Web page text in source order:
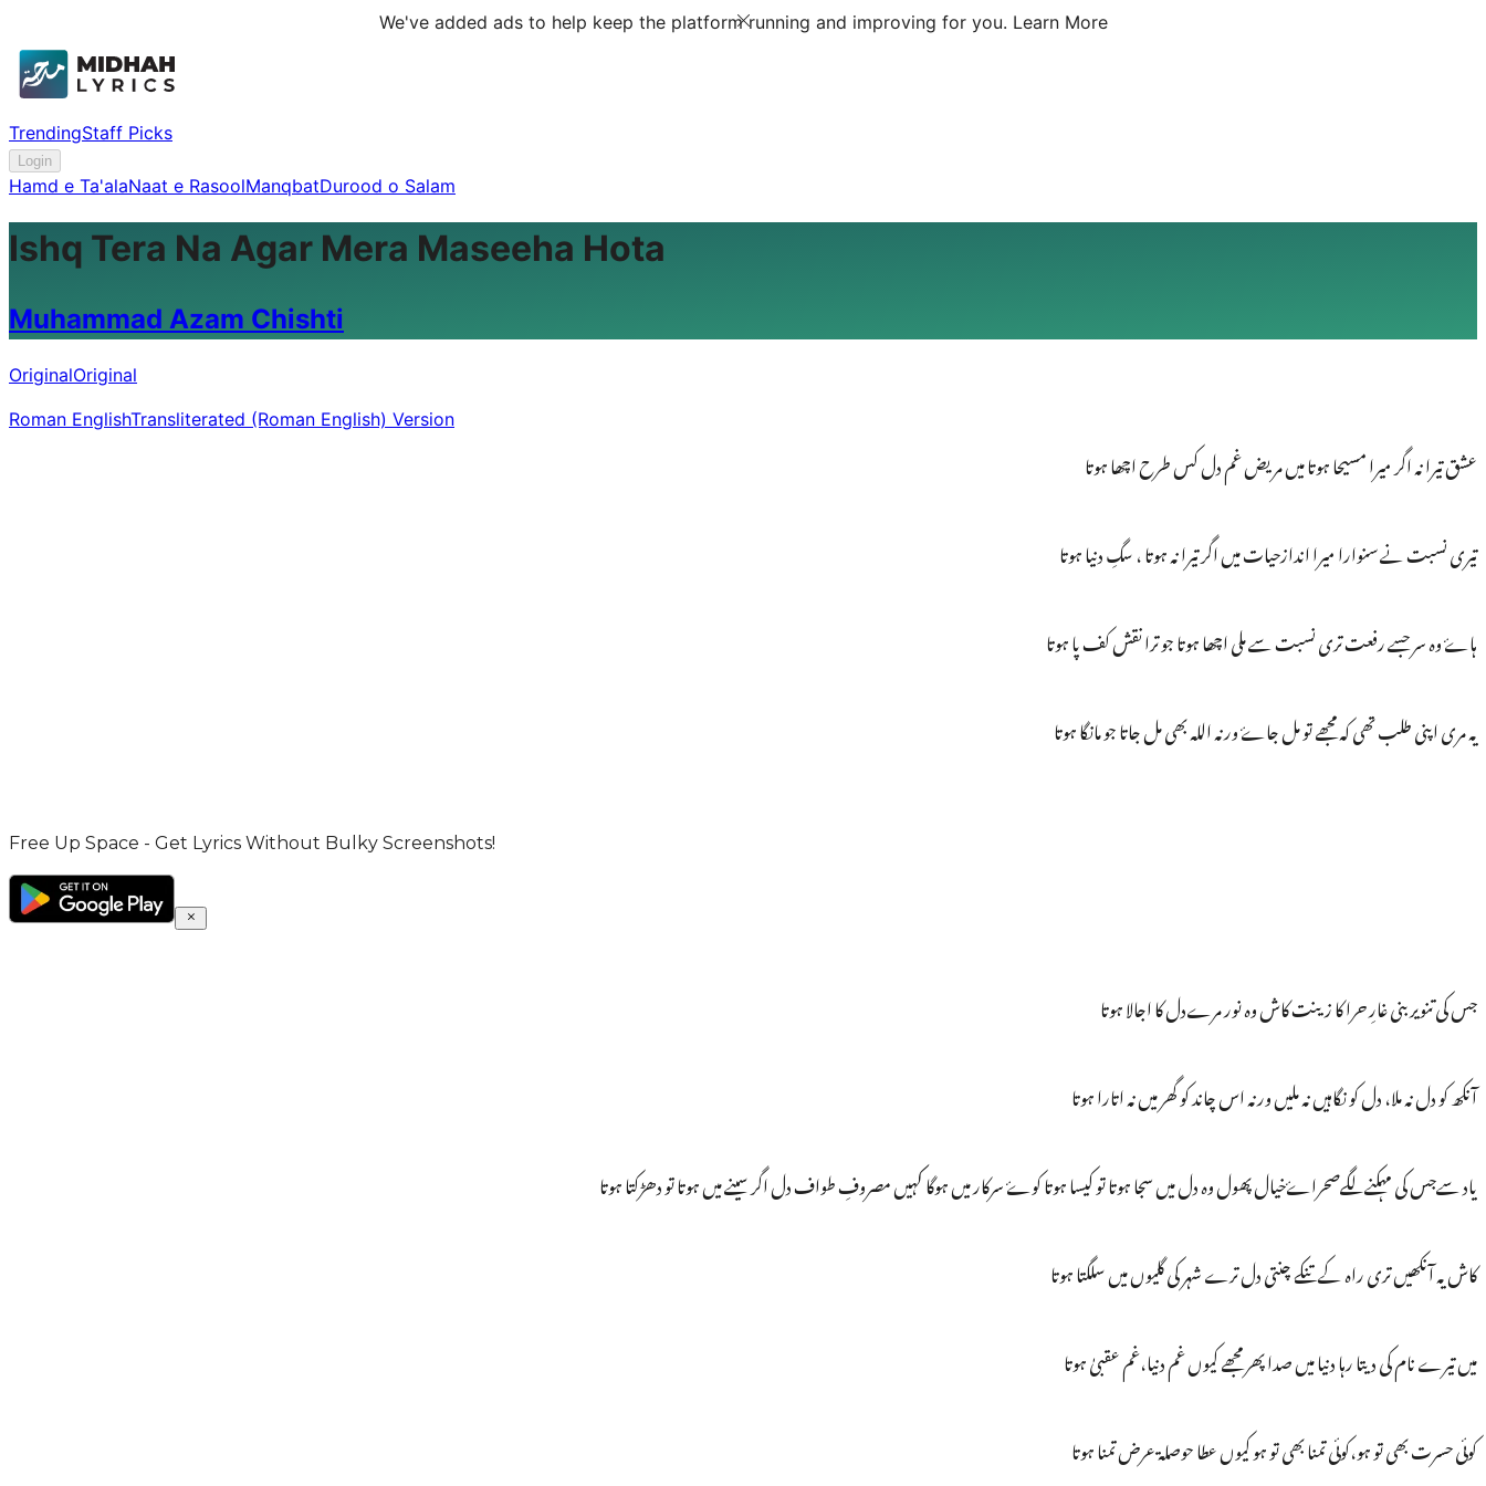
We've added ads to help keep the platform running and improving for you. Learn More
TrendingStaff Picks
Login
Hamd e Ta'alaNaat e RasoolManqbatDurood o Salam
Ishq Tera Na Agar Mera Maseeha Hota
Muhammad Azam Chishti
OriginalOriginal
Roman EnglishTransliterated (Roman English) Version
عشق تیرا نہ اگر میرا مسیحا ہوتا میں مریض غم دل کس طرح اچھا ہوتا
تیری نسبت نے سنوارا میرا اندازحیات میں اگر تیرا نہ ہوتا ، سگِ دنیا ہوتا
ہاۓ وہ سر جسے رفعت تری نسبت سے ملی اچھا ہوتا جو ترا نقش کف پا ہوتا
یہ مری اپنی طلب تھی کہ مجھے تو مل جاۓ ورنہ اللہ بھی مل جاتا جو مانگا ہوتا
Free Up Space - Get Lyrics Without Bulky Screenshots!
جس کی تنویر بنی غارِ حرا کا زینت کاش وہ نور مرےدل کا اجالا ہوتا
آنکھ کو دل نہ ملا، دل کو نگاہیں نہ ملیں ورنہ اس چاند کو گھر میں نہ اتارا ہوتا
یاد سےجس کی مہکنےلگےصحراۓخیال پھول وہ دل میں سجا ہوتا تو کیسا ہوتا کوۓ سرکار میں ہوگا کہیں مصروفِ طواف دل اگر سینے میں ہوتا تو دھڑکتا ہوتا
کاش یہ آنکھیں تری راہ کے تنکے چنتی دل ترے شہر کی گلیوں میں سلگتا ہوتا
میں تیرے نام کی دیتا رہا دنیا میں صدا پھر مجھے کیوں غم دنیا،غم عقبیٰ ہوتا
کوئی حسرت بھی تو ہو،کوئی تمنا بھی تو ہو کیوں عطا حوصلۃ عرض تمنا ہوتا